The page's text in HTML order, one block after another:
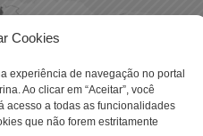
Cookies
experiência de navegação no portal
Ao clicar em “Aceitar”, você
acesso a todas as funcionalidades
que não forem estritamente